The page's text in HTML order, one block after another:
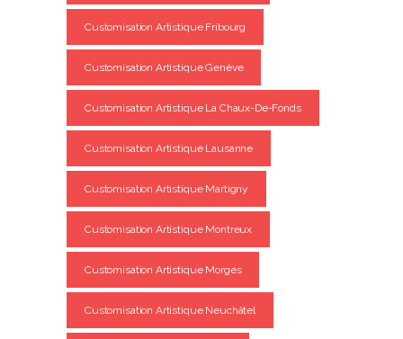
Customisation Artistique Fribourg
Customisation Artistique Genève
Customisation Artistique La Chaux-De-Fonds
Customisation Artistique Lausanne
Customisation Artistique Martigny
Customisation Artistique Montreux
Customisation Artistique Morges
Customisation Artistique Neuchâtel